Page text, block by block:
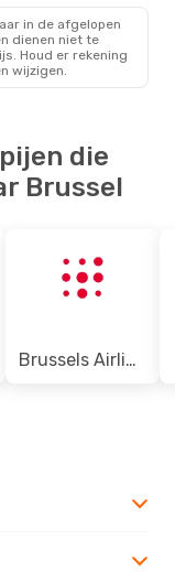
in de afgelopen
dienen niet te
Houd er rekening
wijzigen.
die
Brussel
Brussels Airlines